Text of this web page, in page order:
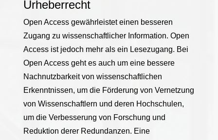
Urheberrecht
Open Access gewährleistet einen besseren
Zugang zu wissenschaftlicher Information. Open
Access ist jedoch mehr als ein Lesezugang. Bei
Open Access geht es auch um eine bessere
Nachnutzbarkeit von wissenschaftlichen
Erkenntnissen, um die Förderung von Vernetzung
von Wissenschaftlern und deren Hochschulen,
um die Verbesserung von Forschung und
Reduktion derer Redundanzen. Eine